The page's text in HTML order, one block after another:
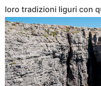
loro tradizioni liguri con